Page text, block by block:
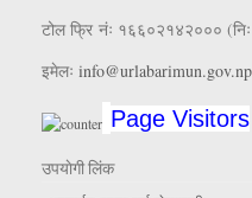
टोल फ्रि नंः १६६०२१४२०००
इमेलः info@urlabarimun.gov.np
Page Visitors
उपयाेगी लिंक